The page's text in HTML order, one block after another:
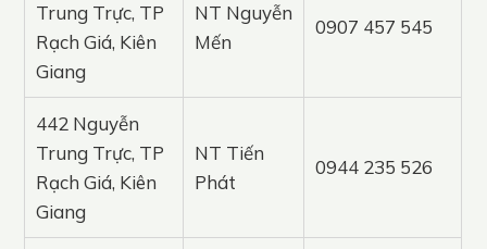
Trung Trực, TP
Rạch Giá, Kiên
Giang
NT Nguyễn
Mến
0907 457 545
442 Nguyễn
Trung Trực, TP
Rạch Giá, Kiên
Giang
NT Tiến
Phát
0944 235 526